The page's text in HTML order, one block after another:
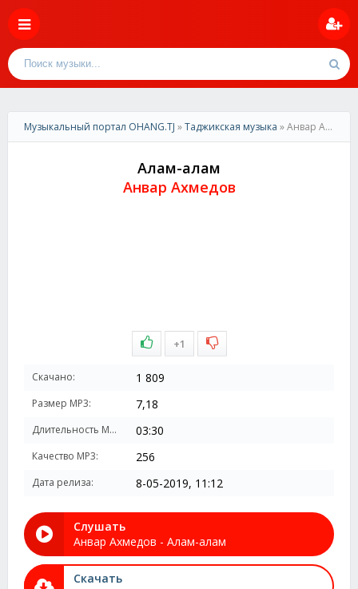
Музыкальный портал OHANG.TJ »Таджикская музыка » Анвар Ахмедов- Алам алам
Алам-алам
Анвар Ахмедов
+1
Скачано: 1 809
Размер MP3: 7,18
Длительность MP3: 03:30
Качество MP3: 256
Дата релиза: 8-05-2019, 11:12
Слушать
Анвар Ахмедов - Алам-алам
Скачать